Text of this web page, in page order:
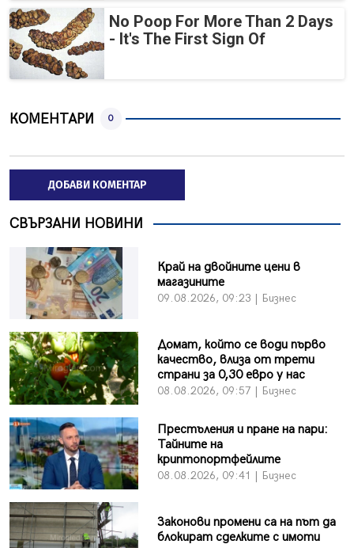
No Poop For More Than 2 Days
- It's The First Sign Of
КОМЕНТАРИ 0
ДОБАВИ КОМЕНТАР
СВЪРЗАНИ НОВИНИ
Край на двойните цени в
магазините
09.08.2026, 09:23 | Бизнес
Домат, който се води първо
качество, влиза от трети
страни за 0,30 евро у нас
08.08.2026, 09:57 | Бизнес
Престъления и пране на пари:
Тайните на
криптопортфейлите
08.08.2026, 09:41 | Бизнес
Законови промени са на път да
блокират сделките с имоти